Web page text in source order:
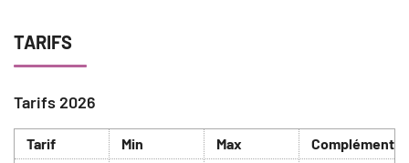
TARIFS
Tarifs 2026
Tarif Min Max
Complément